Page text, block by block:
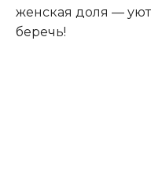
женская доля — уют
беречь!